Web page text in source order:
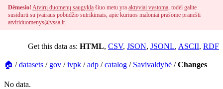
Dėmesio! Atvirų duomenų saugykla šiuo metu yra aktyviai vystoma, todėl galite
susidurti su įvairaus pobūdžio sutrikimais, apie kuriuos maloniai prašome pranešti
atviriduomenys@vssa.lt.
Get this data as: HTML, CSV, JSON, JSONL, ASCII, RDF
🏠 /datasets / gov /ivpk /adp /catalog / Savivaldybė /Changes
No data.